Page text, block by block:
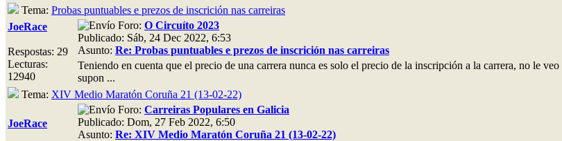
Tema: Probas puntuables e prezos de inscrición nas carreiras
JoeRace
Respostas: 29
Lecturas:
12940
Foro: O Circuíto 2023
Publicado: Sáb, 24 Dec 2022, 6:53
Asunto: Re: Probas puntuables e prezos de inscrición nas carreiras
Teniendo en cuenta que el precio de una carrera nunca es solo el precio de la inscripción a la carrera, no le
supon ...
Tema: XIV Medio Maratón Coruña 21 (13-02-22)
JoeRace
Foro: Carreiras Populares en Galicia
Publicado: Dom, 27 Feb 2022, 6:50
Asunto: Re: XIV Medio Maratón Coruña 21 (13-02-22)